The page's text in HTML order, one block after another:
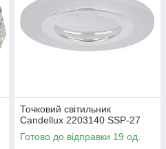
Точковий світильник
Candellux 2203140 SSP-27
Готово до відправки 19 од.